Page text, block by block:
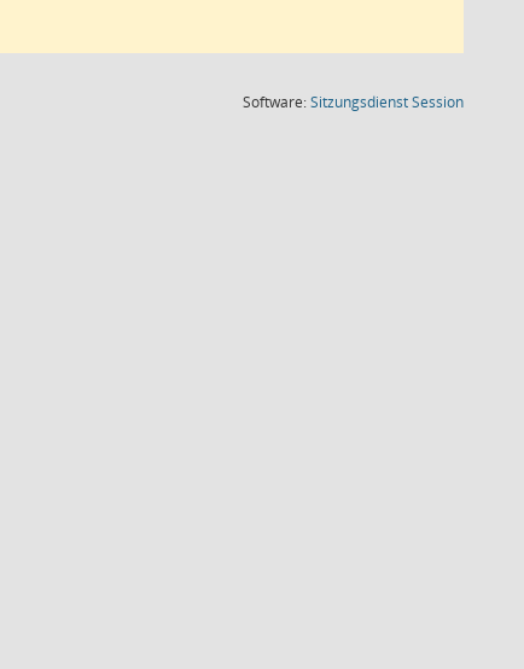
Software:SitzungsdienstSession(Wird in